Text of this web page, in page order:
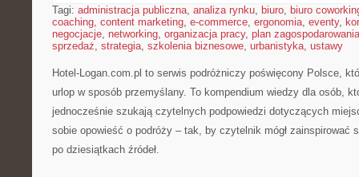
Tagi: administracja publiczna, analiza rynku, biuro, biuro
coaching, content marketing, e-commerce, ergonomia, eventy,
negocjacje, networking, organizacja pracy, plan zagospodarowania
sprzedaż, strategia, szkolenia biznesowe, urbanistyka, ustawy
Hotel-Logan.com.pl to serwis podróżniczy poświęcony Polsce,
urlop w sposób przemyślany. To kompendium wiedzy dla osób,
jednocześnie szukają czytelnych podpowiedzi dotyczących
sobie opowieść o podróży – tak, by czytelnik mógł zainspirować
po dziesiątkach źródeł.